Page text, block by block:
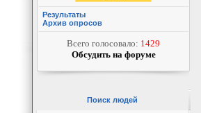
Результаты
Архив опросов
Всего голосовало: 1429
Обсудить на форуме
Поиск людей